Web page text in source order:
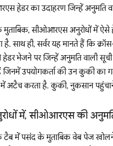
हेडर का उदाहरण जिन्हें अनुमति
मुताबिक, सीओआरएस अनुरोधों में ऐसे
है. साथ ही, सर्वर यह मानते हैं कि
भेजने पर जिन्हें अनुमति वाली
उपयोगकर्ता की उन कुकी का
अटैच करता है. कुकी, नुकसान
में, सीओआरएस की
टैब में पसंद के मुताबिक वेब पेज